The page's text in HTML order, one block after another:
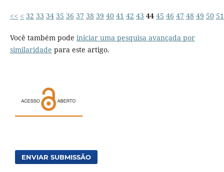
<< < 32 33 34 35 36 37 38 39 40 41 42 43 44 45 46 47 48 49 50 51
Você também pode iniciar uma pesquisa avançada por
similaridade para este artigo.
ENVIAR SUBMISSÃO